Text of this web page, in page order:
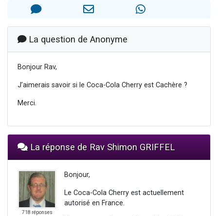
Il reste 49 places pour étudier en groupe sur Zoom
12 nouvelles musiques dans Torah-Box Music
La question de Anonyme
Bonjour Rav,
J’aimerais savoir si le Coca-Cola Cherry est Cachère ?
Merci.
La réponse de Rav Shimon GRIFFEL
718 réponses
Bonjour,
Le Coca-Cola Cherry est actuellement
autorisé en France.